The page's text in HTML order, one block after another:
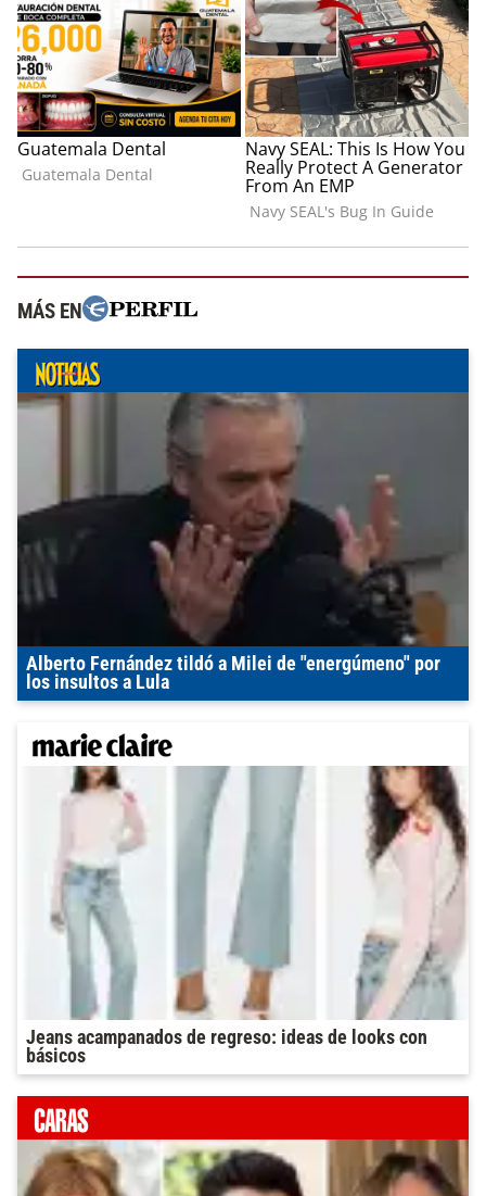
MÁS EN
Alberto Fernández tildó a Milei de "energúmeno" por
los insultos a Lula
Jeans acampanados de regreso: ideas de looks con
básicos